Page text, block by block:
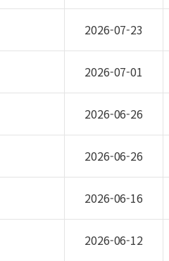
2026-07-23
2026-07-01
2026-06-26
2026-06-26
2026-06-16
2026-06-12